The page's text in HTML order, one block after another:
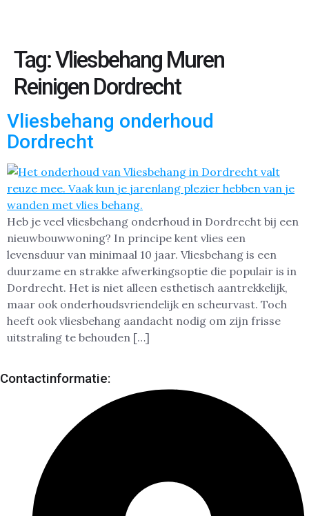
Tag:Vliesbehang Muren
Reinigen Dordrecht
Vliesbehang onderhoud
Dordrecht
Heb je veel vliesbehang onderhoud in Dordrecht bij een
nieuwbouwwoning? In principe kent vlies een
levensduur van minimaal 10 jaar. Vliesbehang is een
duurzame en strakke afwerkingsoptie die populair is in
Dordrecht. Het is niet alleen esthetisch aantrekkelijk,
maar ook onderhoudsvriendelijk en scheurvast. Toch
heeft ook vliesbehang aandacht nodig om zijn frisse
uitstraling te behouden […]
Contactinformatie: